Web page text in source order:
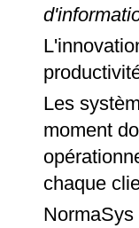
Les
moment
chaque